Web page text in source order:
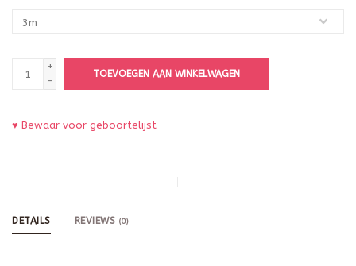
+
-
TOEVOEGEN AAN WINKELWAGEN
♥ Bewaar voor geboortelijst
DETAILS REVIEWS (0)